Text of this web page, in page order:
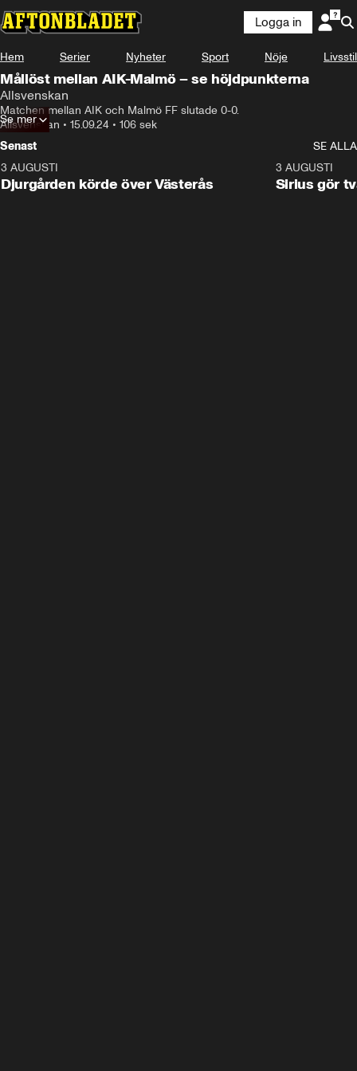
Logga in
Hem Serier Nyheter Sport Nöje Livsstil
Mållöst mellan AIK-Malmö – se höjdpunkterna
Allsvenskan
Matchen mellan AIK och Malmö FF slutade 0-0.
Allsvenskan • 15.09.24 • 106 sek
Se mer
Senast
SE ALLA
3 AUGUSTI
Djurgården körde över Västerås
3 AUGUSTI
Sirius gör